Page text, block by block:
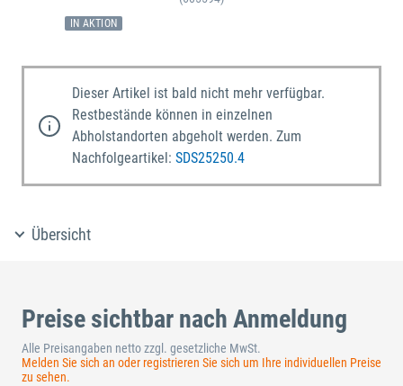
IN AKTION
Dieser Artikel ist bald nicht mehr verfügbar.
Restbestände können in einzelnen
Abholstandorten abgeholt werden. Zum
Nachfolgeartikel: SDS25250.4
Übersicht
Preise sichtbar nach Anmeldung
Alle Preisangaben netto zzgl. gesetzliche MwSt.
Melden Sie sich an oder registrieren Sie sich um Ihre individuellen Preise
zu sehen.